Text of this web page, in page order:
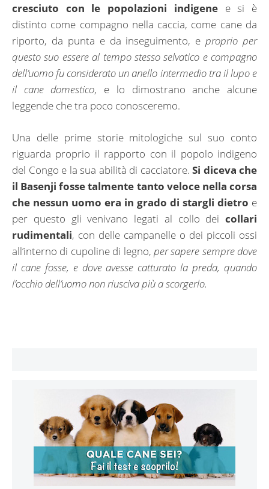
cresciuto con le popolazioni indigene e si è
distinto come compagno nella caccia, come cane da
riporto, da punta e da inseguimento, e proprio per
questo suo essere al tempo stesso selvatico e compagno
dell’uomo fu considerato un anello intermedio tra il lupo e
il cane domestico, e lo dimostrano anche alcune
leggende che tra poco conosceremo.
Una delle prime storie mitologiche sul suo conto
riguarda proprio il rapporto con il popolo indigeno
del Congo e la sua abilità di cacciatore. Si diceva che
il Basenji fosse talmente tanto veloce nella corsa
che nessun uomo era in grado di stargli dietro e
per questo gli venivano legati al collo dei collari
rudimentali, con delle campanelle o dei piccoli ossi
all’interno di cupoline di legno, per sapere sempre dove
il cane fosse, e dove avesse catturato la preda, quando
l’occhio dell’uomo non riusciva più a scorgerlo.